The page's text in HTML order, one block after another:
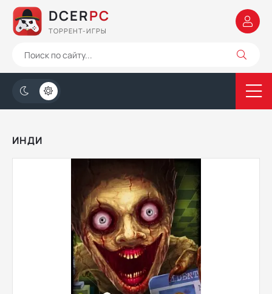
DCERPC
ТОРРЕНТ-ИГРЫ
ИНДИ